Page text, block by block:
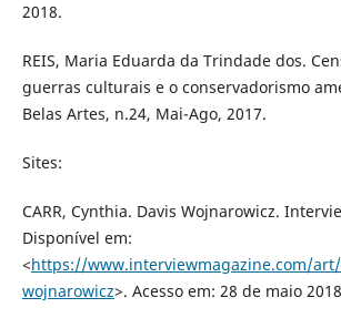
2018.
REIS, Maria Eduarda da Trindade dos.
guerras culturais e o conservadorismo
Belas Artes, n.24, Mai-Ago, 2017.
Sites:
CARR, Cynthia. Davis Wojnarowicz.
Disponível em:
<https://www.interviewmagazine.com/
wojnarowicz>. Acesso em: 28 de maio